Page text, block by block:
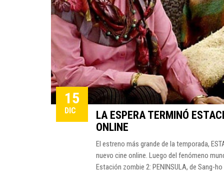
15
DIC
LA ESPERA TERMINÓ
ONLINE
El estreno más grande de la temporada,
nuevo cine online. Luego del fenómeno
Estación zombie 2: PENINSULA, de Sang-